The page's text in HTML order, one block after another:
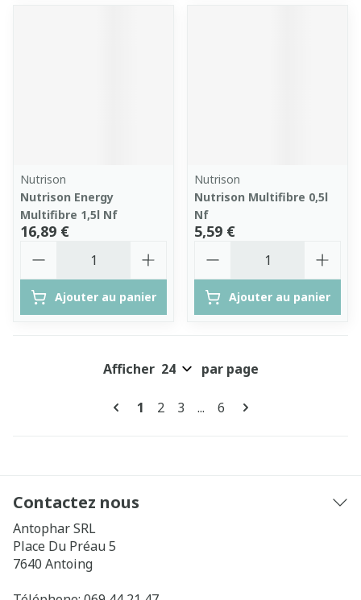
Nutrison
Nutrison Energy
Multifibre 1,5l Nf
16,89 €
Ajouter au panier
Nutrison
Nutrison Multifibre 0,5l
Nf
5,59 €
Ajouter au panier
Pages
Vous lisez actuellement la page
1 Page
2 Page
3 ... Page
6
Afficher par page
Contactez nous
Antophar SRL
Place Du Préau 5
7640 Antoing